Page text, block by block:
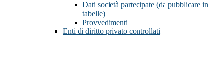
Dati società partecipate (da pubblicare in
tabelle)
Provvedimenti
Enti di diritto privato controllati